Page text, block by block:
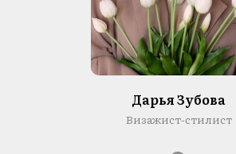
Дарья Зубова
Визажист-стилист